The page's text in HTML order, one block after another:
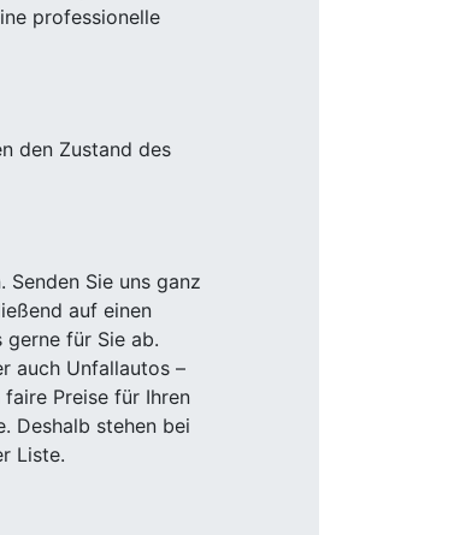
professionelle
den Zustand des
Sie uns ganz
auf einen
gerne für Sie ab.
auch Unfallautos –
Preise für Ihren
Deshalb stehen bei
Liste.